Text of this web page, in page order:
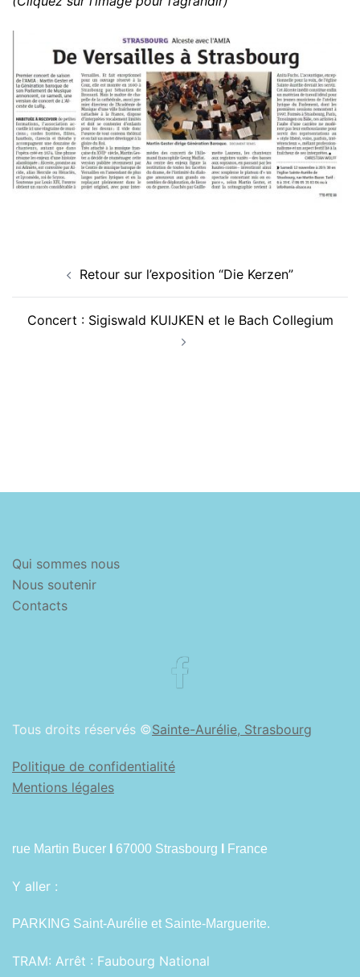
d’articleRetour sur l’exposition “Die Kerzen”
Concert : Sigiswald KUIJKEN et le Bach Collegium
Qui sommes nous
Nous soutenir
Contacts
Tous droits réservés ©Sainte-Aurélie, Strasbourg
Politique de confidentialité
Mentions légales
rue Martin Bucer 67000 Strasbourg France
Y aller :
PARKING Saint-Aurélie et Sainte-Marguerite.
TRAM: Arrêt : Faubourg National